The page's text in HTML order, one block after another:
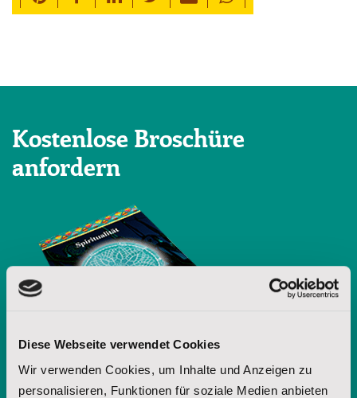
Diese Webseite verwendet Cookies
Wir verwenden Cookies, um Inhalte und Anzeigen zu
personalisieren, Funktionen für soziale Medien anbieten
Kostenlose Broschüre
anfordern